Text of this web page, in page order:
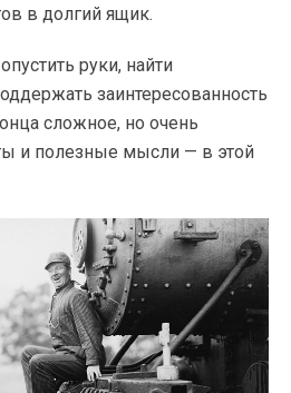
в долгий ящик.
руки, найти
заинтересованность
сложное, но очень
и полезные мысли — в этой